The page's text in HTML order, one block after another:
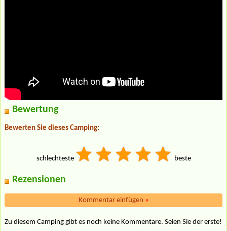
Bewertung
Bewerten Sie dieses Camping:
schlechteste beste
Rezensionen
Kommentar einfügen »
Zu diesem Camping gibt es noch keine Kommentare. Seien Sie der erste!